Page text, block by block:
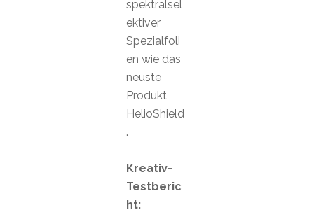
spektralsel
ektiver
Spezialfoli
en wie das
neuste
Produkt
HelioShield
.
Kreativ-
Testberic
ht: